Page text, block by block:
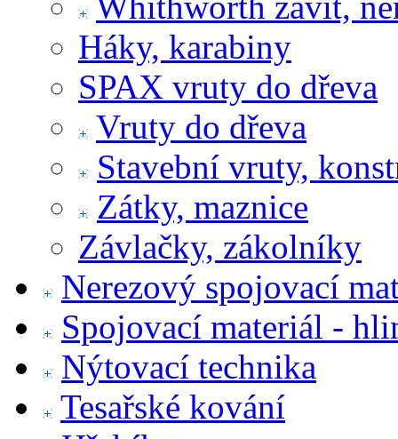
Háky, karabiny
SPAX vruty do dřeva
Vruty do dřeva
Stavební vruty,
Zátky, maznice
Závlačky, zákolníky
Nerezový spojovací
Spojovací materiál -
Nýtovací technika
Tesařské kování